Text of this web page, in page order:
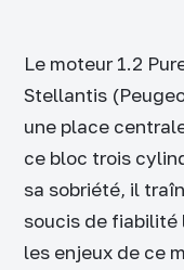
Le moteur 1.2
Stellantis
une place
ce bloc trois
sa sobriété, il
soucis de fiabilité
les enjeux de ce